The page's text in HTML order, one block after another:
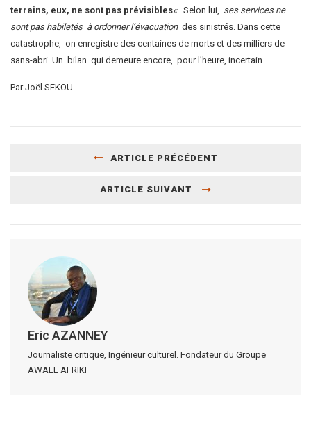
terrains, eux, ne sont pas prévisibles« . Selon lui, ses services ne
sont pas habiletés à ordonner l’évacuation des sinistrés. Dans cette
catastrophe, on enregistre des centaines de morts et des milliers de
sans-abri. Un bilan qui demeure encore, pour l’heure, incertain.
Par Joël SEKOU
ARTICLE PRÉCÉDENT
ARTICLE SUIVANT
Eric AZANNEY
Journaliste critique, Ingénieur culturel. Fondateur du Groupe
AWALE AFRIKI